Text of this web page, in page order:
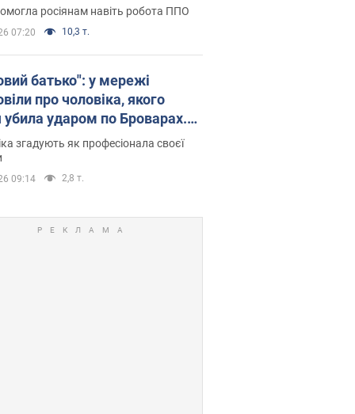
росіянам навіть робота ППО
07:20 10,3 т.
батько": у мережі
про чоловіка, якого
убила ударом по Броварах.
згадують як професіонала своєї
09:14 2,8 т.